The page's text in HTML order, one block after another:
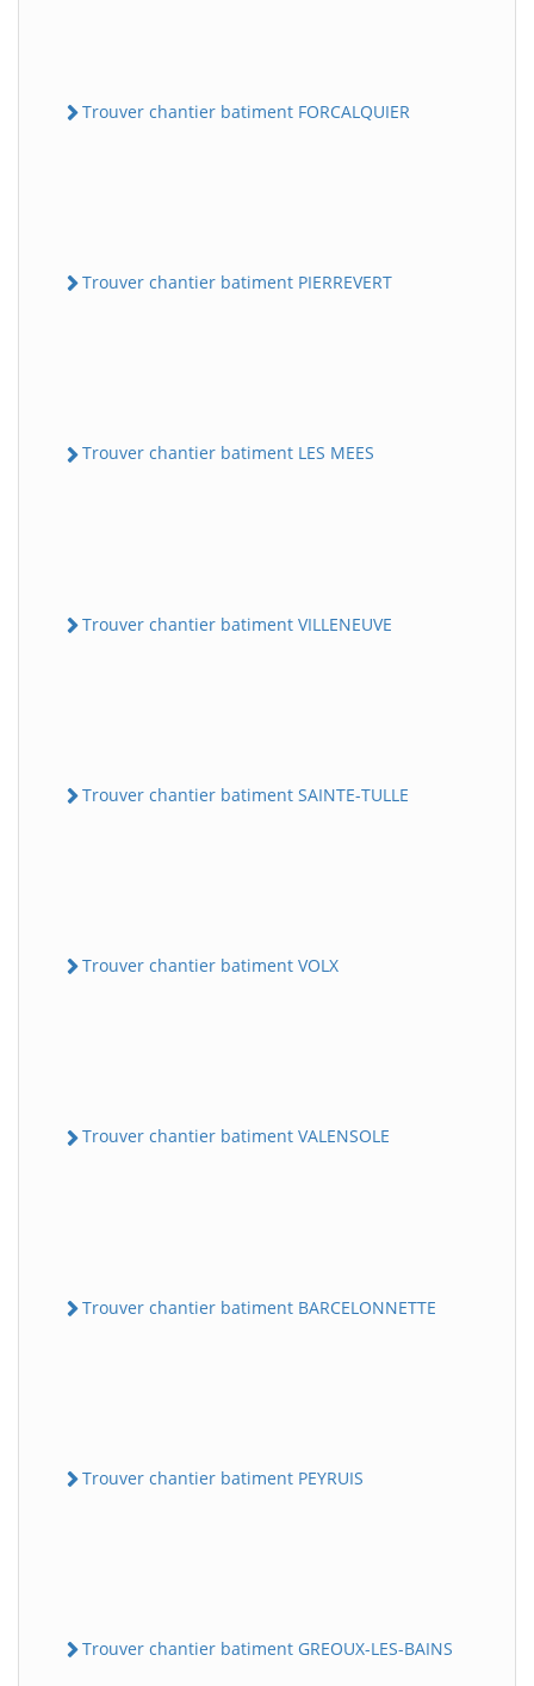
Trouver chantier batiment FORCALQUIER
Trouver chantier batiment PIERREVERT
Trouver chantier batiment LES MEES
Trouver chantier batiment VILLENEUVE
Trouver chantier batiment SAINTE-TULLE
Trouver chantier batiment VOLX
Trouver chantier batiment VALENSOLE
Trouver chantier batiment BARCELONNETTE
Trouver chantier batiment PEYRUIS
Trouver chantier batiment GREOUX-LES-BAINS